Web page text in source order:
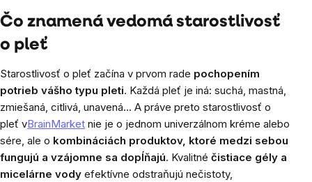
Čo znamená vedomá starostlivosť
o pleť
Starostlivosť o pleť začína v prvom rade pochopením
potrieb vášho typu pleti. Každá pleť je iná: suchá, mastná,
zmiešaná, citlivá, unavená… A práve preto starostlivosť o
pleť vBrainMarket nie je o jednom univerzálnom kréme alebo
sére, ale o kombináciách produktov, ktoré medzi sebou
fungujú a vzájomne sa dopĺňajú. Kvalitné čistiace gély a
micelárne vody efektívne odstraňujú nečistoty,